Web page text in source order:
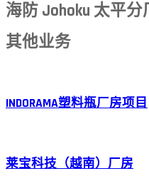
海防 Johoku 太平分
其他业务
INDORAMA塑料瓶厂房项目
莱宝科技（越南）厂房